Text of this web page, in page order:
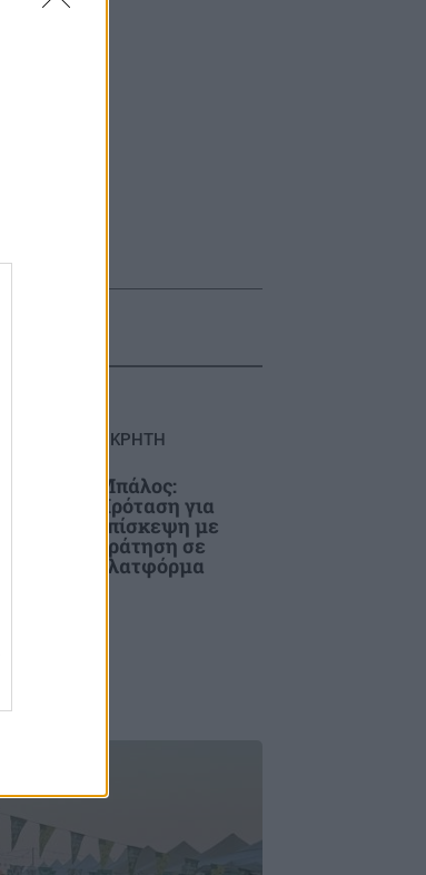
ΚΡΗΤΗ
Μπάλος:
Πρόταση για
επίσκεψη με
κράτηση σε
πλατφόρμα